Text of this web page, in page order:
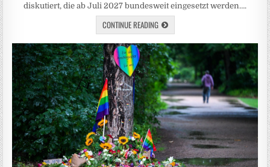
diskutiert, die ab Juli 2027 bundesweit eingesetzt werden….
CONTINUE READING